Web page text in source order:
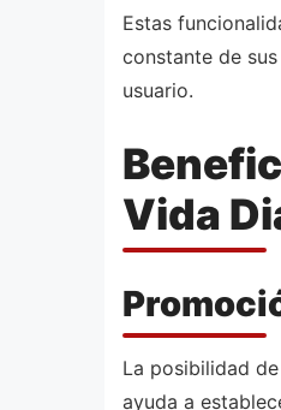
Estas
constante de
usuario.
Vida
La posibilidad
ayuda a